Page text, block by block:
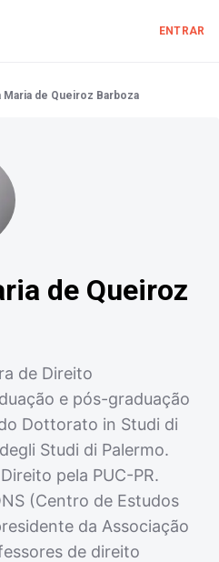
ENTRAR
Maria de Queiroz Barboza
de Queiroz
de Direito
e pós-graduação
Dottorato in Studi di
Studi di Palermo.
pela PUC-PR.
(Centro de Estudos
da Associação
de direito